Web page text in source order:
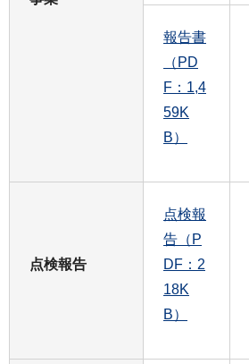
報告書
（PD
F：1,4
59K
B）
点検報告
点検報
告（P
DF：2
18K
B）